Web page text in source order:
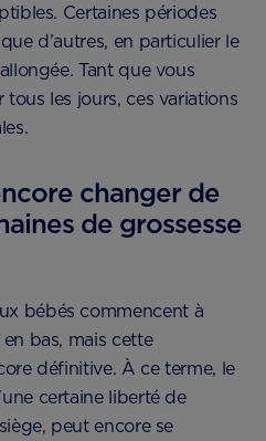
Certaines périodes
d’autres, en particulier le
Tant que vous
les jours, ces variations
changer de
de grossesse
bébés commencent à
bas, mais cette
définitive. À ce terme, le
certaine liberté de
peut encore se